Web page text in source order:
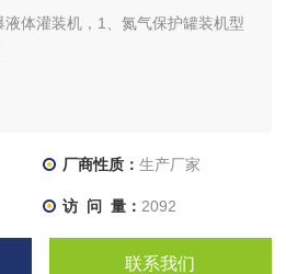
液体灌装机，1、氮气保护罐装机型
厂商性质： 生产厂家
访 问 量： 2092
联系我们